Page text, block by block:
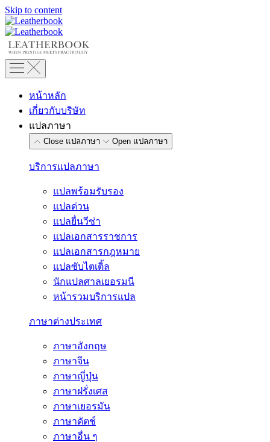
Skip to content
หน้าหลัก
เกี่ยวกับบริษัท
แปลภาษา
Close แปลภาษา Open แปลภาษา
บริการแปลภาษา
แปลพร้อมรับรอง
แปลด่วน
แปลยื่นวีซ่า
แปลเอกสารราชการ
แปลเอกสารกฎหมาย
แปลซับไตเติ้ล
นักแปลศาลเยอรมนี
หน้ารวมบริการแปล
ภาษาต่างประเทศ
ภาษาอังกฤษ
ภาษาจีน
ภาษาญี่ปุ่น
ภาษาฝรั่งเศส
ภาษาเยอรมัน
ภาษาดัตช์
ภาษาอื่น ๆ